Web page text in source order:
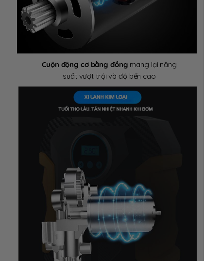
Cuộn động cơ bằng đồng mang lại năng
suất vượt trội và độ bển cao